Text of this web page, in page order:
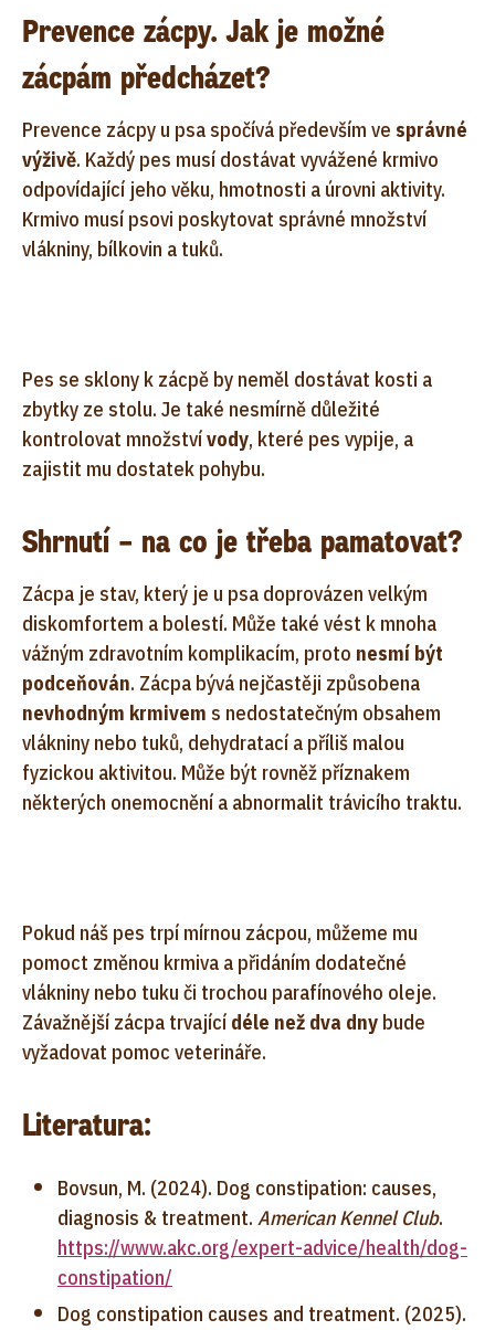
Prevence zácpy. Jak je možné
zácpám předcházet?
Prevence zácpy u psa spočívá především ve správné
výživě. Každý pes musí dostávat vyvážené krmivo
odpovídající jeho věku, hmotnosti a úrovni aktivity.
Krmivo musí psovi poskytovat správné množství
vlákniny, bílkovin a tuků.
Pes se sklony k zácpě by neměl dostávat kosti a
zbytky ze stolu. Je také nesmírně důležité
kontrolovat množstvívody, které pes vypije, a
zajistit mu dostatek pohybu.
Shrnutí – na co je třeba pamatovat?
Zácpa je stav, který je u psa doprovázen velkým
diskomfortem a bolestí. Může také vést k mnoha
vážným zdravotním komplikacím, proto nesmí být
podceňován. Zácpa bývá nejčastěji způsobena
nevhodným krmivem s nedostatečným obsahem
vlákniny nebo tuků, dehydratací a příliš malou
fyzickou aktivitou. Může být rovněž příznakem
některých onemocnění a abnormalit trávicího traktu.
Pokud náš pes trpí mírnou zácpou, můžeme mu
pomoct změnou krmiva a přidáním dodatečné
vlákniny nebo tuku či trochou parafínového oleje.
Závažnější zácpa trvající déle než dva dny bude
vyžadovat pomoc veterináře.
Literatura:
Bovsun, M. (2024). Dog constipation: causes,
diagnosis & treatment. American Kennel Club.
https://www.akc.org/expert-advice/health/dog-
constipation/
Dog constipation causes and treatment. (2025).